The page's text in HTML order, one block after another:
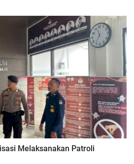
Melaksanakan Patroli